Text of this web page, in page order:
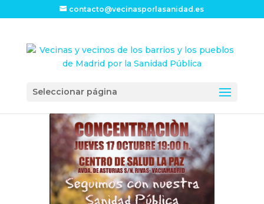
contacto@vecinasporlasanidad.es
Seleccionar página